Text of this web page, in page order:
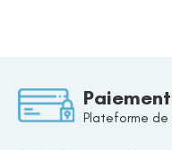
Plateforme